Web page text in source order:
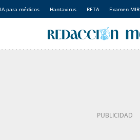
IA para médicos Hantavirus RETA Examen MIR